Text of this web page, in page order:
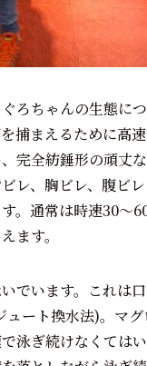
ろちゃんの生態に
捕まえるために高
完全紡錘形の頑丈
レ、胸ビレ、腹ビ
。通常は時速30～
ます。
でいます。これは
ート換水法)。マ
泳ぎ続けなくては